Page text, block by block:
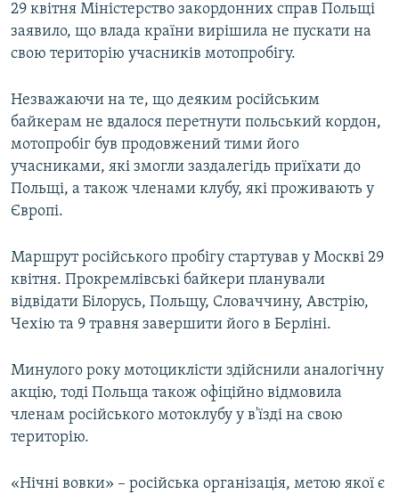
29 квітня Міністерство закордонних справ Польщі
заявило, що влада країни вирішила не пускати на
свою територію учасників мотопробігу.
Незважаючи на те, що деяким російським
байкерам не вдалося перетнути польський кордон,
мотопробіг був продовжений тими його
учасниками, які змогли заздалегідь приїхати до
Польщі, а також членами клубу, які проживають у
Європі.
Маршрут російського пробігу стартував у Москві 29
квітня. Прокремлівські байкери планували
відвідати Білорусь, Польщу, Словаччину, Австрію,
Чехію та 9 травня завершити його в Берліні.
Минулого року мотоциклісти здійснили аналогічну
акцію, тоді Польща також офіційно відмовила
членам російського мотоклубу у в'їзді на свою
територію.
«Нічні вовки» – російська організація, метою якої є